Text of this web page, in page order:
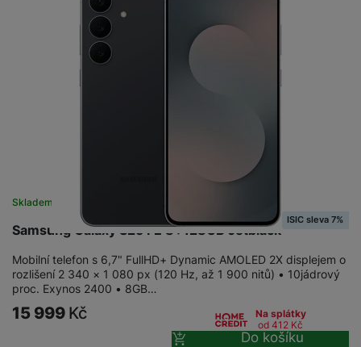
Samsung Galaxy S25 FE 8+128GB Jetblack
Skladem
ISIC sleva 7%
Mobilní telefon s 6,7" FullHD+ Dynamic AMOLED 2X displejem o
rozlišení 2 340 × 1 080 px (120 Hz, až 1 900 nitů) • 10jádrový
proc. Exynos 2400 • 8GB…
15 999 Kč
Na splátky
od 412 Kč
Do košíku